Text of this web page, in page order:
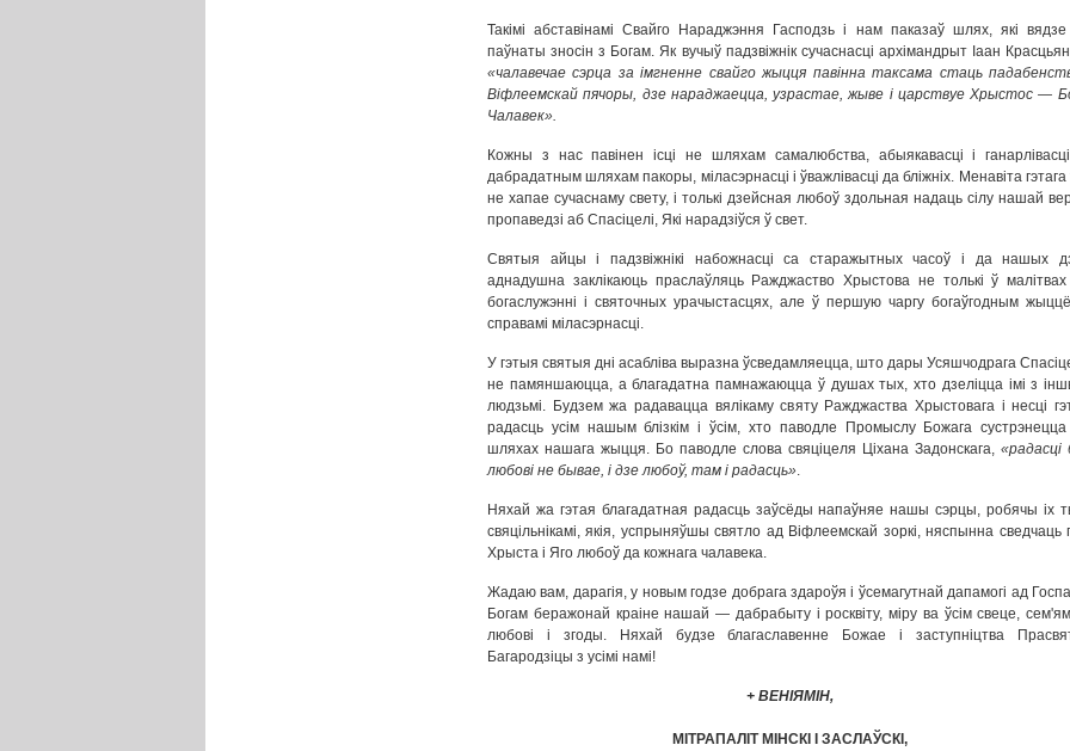
Такімі абставінамі Свайго Нараджэння Гасподзь і нам паказаў шлях, які
паўнаты зносін з Богам. Як вучыў падзвіжнік сучаснасці архімандрыт Іаан
«чалавечае сэрца за імгненне свайго жыцця павінна таксама стаць
Віфлеемскай пячоры, дзе нараджаецца, узрастае, жыве і царствуе Хрыстос —
Чалавек».
Кожны з нас павінен ісці не шляхам самалюбства, абыякавасці і
дабрадатным шляхам пакоры, міласэрнасці і ўважлівасці да бліжніх. Менавіта гэтага
не хапае сучаснаму свету, і толькі дзейсная любоў здольная надаць сілу нашай
пропаведзі аб Спасіцелі, Які нарадзіўся ў свет.
Святыя айцы і падзвіжнікі набожнасці са старажытных часоў і да нашых
аднадушна заклікаюць праслаўляць Ражджаство Хрыстова не толькі ў
богаслужэнні і святочных урачыстасцях, але ў першую чаргу богаўгодным
справамі міласэрнасці.
У гэтыя святыя дні асабліва выразна ўсведамляецца, што дары Усяшчодрага
не памяншаюцца, а благадатна памнажаюцца ў душах тых, хто дзеліцца імі з
людзьмі. Будзем жа радавацца вялікаму святу Ражджаства Хрыстовага і несці
радасць усім нашым блізкім і ўсім, хто паводле Промыслу Божага
шляхах нашага жыцця. Бо паводле слова свяціцеля Ціхана Задонскага, «радасці
любові не бывае, і дзе любоў, там і радасць».
Няхай жа гэтая благадатная радасць заўсёды напаўняе нашы сэрцы, робячы іх
свяцільнікамі, якія, успрыняўшы святло ад Віфлеемскай зоркі, няспынна сведчаць
Хрыста і Яго любоў да кожнага чалавека.
Жадаю вам, дарагія, у новым годзе добрага здароўя і ўсемагутнай дапамогі ад
Богам беражонай краіне нашай — дабрабыту і росквіту, міру ва ўсім свеце,
любові і згоды. Няхай будзе благаславенне Божае і заступніцтва
Багародзіцы з усімі намі!
+ ВЕНІЯМІН,
МІТРАПАЛІТ МІНСКІ І ЗАСЛАЎСКІ,